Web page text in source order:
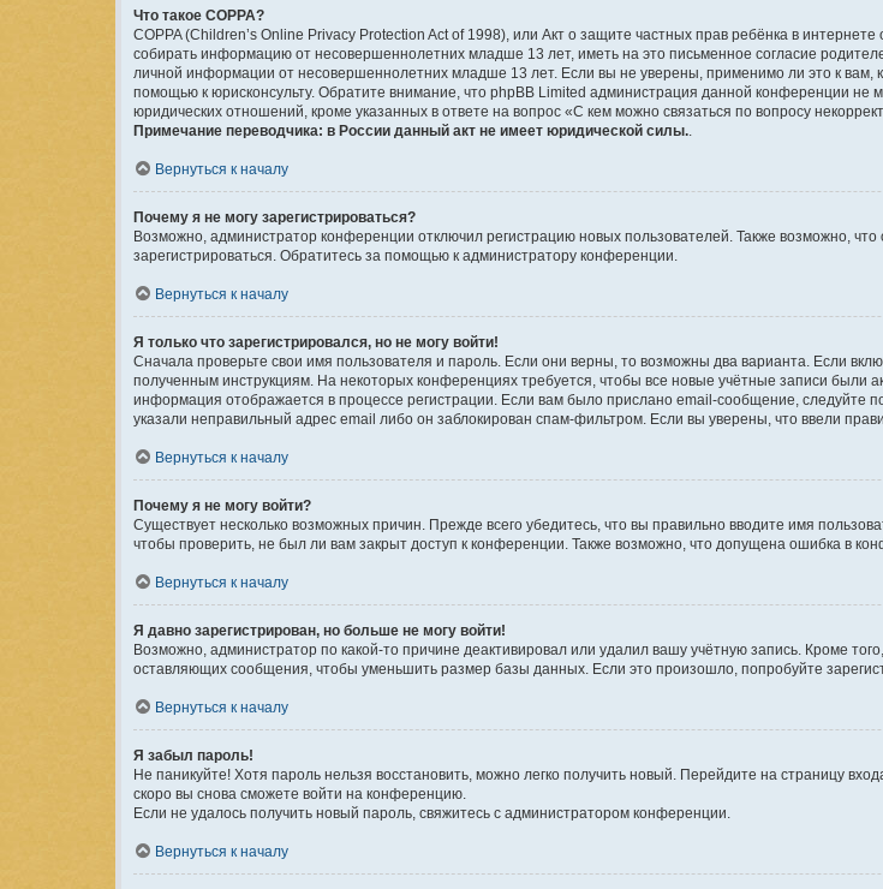
Что такое COPPA?
COPPA (Children’s Online Privacy Protection Act of 1998), или Акт о защите частных прав ребёнка в
собирать информацию от несовершеннолетних младше 13 лет, иметь на это письменное согласие
личной информации от несовершеннолетних младше 13 лет. Если вы не уверены, применимо ли это к вам,
помощью к юрисконсульту. Обратите внимание, что phpBB Limited администрация данной конференции
юридических отношений, кроме указанных в ответе на вопрос «С кем можно связаться по вопросу
Примечание переводчика: в России данный акт не имеет юридической силы.
Вернуться к началу
Почему я не могу зарегистрироваться?
Возможно, администратор конференции отключил регистрацию новых пользователей. Также возможно,
зарегистрироваться. Обратитесь за помощью к администратору конференции.
Вернуться к началу
Я только что зарегистрировался, но не могу войти!
Сначала проверьте свои имя пользователя и пароль. Если они верны, то возможны два варианта. Если
полученным инструкциям. На некоторых конференциях требуется, чтобы все новые учётные записи были
информация отображается в процессе регистрации. Если вам было прислано email-сообщение, следуйте
указали неправильный адрес email либо он заблокирован спам-фильтром. Если вы уверены, что ввели
Вернуться к началу
Почему я не могу войти?
Существует несколько возможных причин. Прежде всего убедитесь, что вы правильно вводите имя
чтобы проверить, не был ли вам закрыт доступ к конференции. Также возможно, что допущена ошибка в
Вернуться к началу
Я давно зарегистрирован, но больше не могу войти!
Возможно, администратор по какой-то причине деактивировал или удалил вашу учётную запись. Кроме
оставляющих сообщения, чтобы уменьшить размер базы данных. Если это произошло, попробуйте
Вернуться к началу
Я забыл пароль!
Не паникуйте! Хотя пароль нельзя восстановить, можно легко получить новый. Перейдите на страницу
скоро вы снова сможете войти на конференцию.
Если не удалось получить новый пароль, свяжитесь с администратором конференции.
Вернуться к началу